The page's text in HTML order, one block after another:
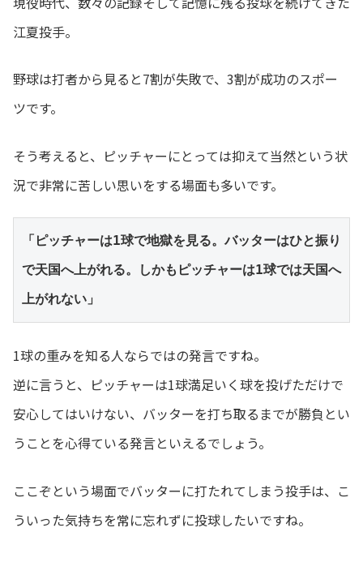
江夏投手。
野球は打者から見ると7割が失敗で、3割が成功のスポー
ツです。
そう考えると、ピッチャーにとっては抑えて当然という状
況で非常に苦しい思いをする場面も多いです。
「ピッチャーは1球で地獄を見る。バッターはひと振り
で天国へ上がれる。しかもピッチャーは1球では天国へ
上がれない」
1球の重みを知る人ならではの発言ですね。
逆に言うと、ピッチャーは1球満足いく球を投げただけで
安心してはいけない、バッターを打ち取るまでが勝負とい
うことを心得ている発言といえるでしょう。
ここぞという場面でバッターに打たれてしまう投手は、こ
ういった気持ちを常に忘れずに投球したいですね。